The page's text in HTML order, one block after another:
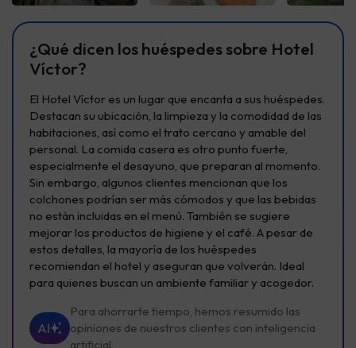
¿Qué dicen los huéspedes sobre Hotel
Víctor?
El Hotel Víctor es un lugar que encanta a sus huéspedes.
Destacan su ubicación, la limpieza y la comodidad de las
habitaciones, así como el trato cercano y amable del
personal. La comida casera es otro punto fuerte,
especialmente el desayuno, que preparan al momento.
Sin embargo, algunos clientes mencionan que los
colchones podrían ser más cómodos y que las bebidas
no están incluidas en el menú. También se sugiere
mejorar los productos de higiene y el café. A pesar de
estos detalles, la mayoría de los huéspedes
recomiendan el hotel y aseguran que volverán. Ideal
para quienes buscan un ambiente familiar y acogedor.
AI
Para ahorrarte tiempo, hemos resumido las
opiniones de nuestros clientes con inteligencia
artificial.